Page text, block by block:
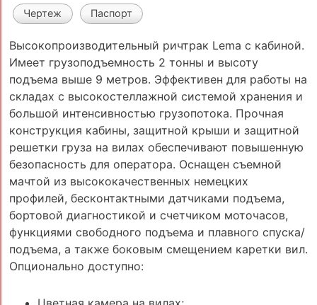
Чертеж Паспорт
Высокопроизводительный ричтрак Lema с кабиной.
Имеет грузоподъемность 2 тонны и высоту
подъема выше 9 метров. Эффективен для работы на
складах с высокостеллажной системой хранения и
большой интенсивностью грузопотока. Прочная
конструкция кабины, защитной крыши и защитной
решетки груза на вилах обеспечивают повышенную
безопасность для оператора. Оснащен съемной
мачтой из высококачественных немецких
профилей, бесконтактными датчиками подъема,
бортовой диагностикой и счетчиком моточасов,
функциями свободного подъема и плавного спуска/
подъема, а также боковым смещением каретки вил.
Опционально доступно: